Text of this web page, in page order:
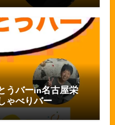
うバーin名古屋栄
ゃべりバー